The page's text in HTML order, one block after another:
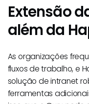
Extensão
além da
As organizações
fluxos de trabalho, e
solução de intranet
ferramentas